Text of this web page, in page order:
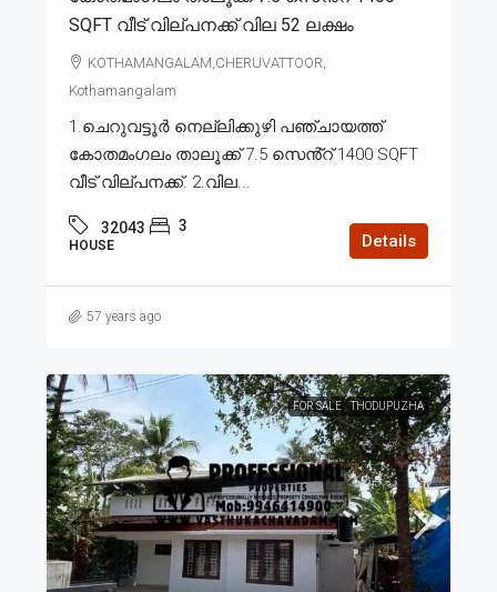
SQFT വീട് വില്പനക്ക് വില 52 ലക്ഷം
KOTHAMANGALAM,CHERUVATTOOR,
Kothamangalam
1.ചെറുവട്ടൂർ നെല്ലിക്കുഴി പഞ്ചായത്ത്
കോതമംഗലം താലൂക്ക് 7.5 സെൻ്റ് 1400 SQFT
വീട് വില്പനക്ക്. 2.വില...
32043 3
HOUSE Details
57 years ago
FOR SALE THODUPUZHA